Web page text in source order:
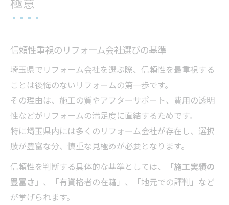
極意
信頼性重視のリフォーム会社選びの基準
埼玉県でリフォーム会社を選ぶ際、信頼性を最重視する
ことは後悔のないリフォームの第一歩です。
その理由は、施工の質やアフターサポート、費用の透明
性などがリフォームの満足度に直結するためです。
特に埼玉県内には多くのリフォーム会社が存在し、選択
肢が豊富な分、慎重な見極めが必要となります。
信頼性を判断する具体的な基準としては、
「施工実績の
豊富さ」 、「有資格者の在籍」、「地元での評判」など
が挙げられます。